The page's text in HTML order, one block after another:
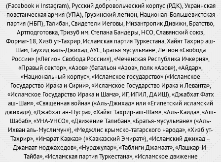
(Facebook и Instagram), Русский добровольческий корпус (РДК), Украинская
повстанческая армия (УПА), Грузинский легион, Национал-Большевистская
партия (НБП), Талибан, Свидетели Иеговы, Мизантропик Дивижн, Братство,
Артподготовка, Тризуб им. Степана Бандеры, НСО, Славянский союз,
Формат-18, Хизб ут-Тахрир, Исламская партия Туркестана, Хайят Тахрир аш-
Шам, Таухид валь-Джихад, АУЕ, Братья мусульмане, Легион «Свобода
России» («Легион Свобода России»), «Чеченская Республика Ичкерия»,
«Правый сектор», «Азов» (батальон «Азов», полк «Азов»), «Айдар»,
«Национальный корпус», «Исламское государство» («Исламское
Государство Ирака и Сирии», «Исламское Государство Ирака и Леванта»,
«Исламское Государство Ирака и Шама», ИГ, ИГИЛ, ДАИШ), «Джабхат Фатх
аш-Шам», «Священная война» («Аль-Джихад» или «Египетский исламский
джихад»), «Джабхат ан-Нусра», «Хайят Тахрир-аш-Шам», «Аль-Каида», «Аш-
Шабаб», «УНА-УНСО», «Движение Талибан», «Братья-мусульмане» («Аль-
Ихван аль-Муслимун»), «Меджлис крымско-татарского народа», «Хизб ут-
Тахрир», «Имарат Кавказ» («Кавказский Эмират»), «Исламский джихад –
Джамаат моджахедов», «Нурджулар», «Таблиги Джамаат», «Лашкар-И-
Тайба», «Исламская партия Туркестана», «Исламское движение